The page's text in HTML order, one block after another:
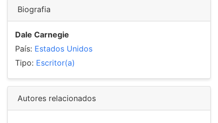
Biografia
Dale Carnegie
País: Estados Unidos
Tipo: Escritor(a)
Autores relacionados